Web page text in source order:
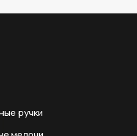
ручки